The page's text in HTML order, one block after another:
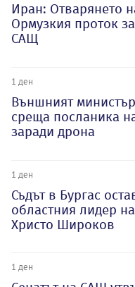
Иран: Отварянето
Ормузкия проток
САЩ
1 ден
Външният
среща посланика
заради дрона
1 ден
Съдът в Бургас
областния лидер
Христо Широков
1 ден